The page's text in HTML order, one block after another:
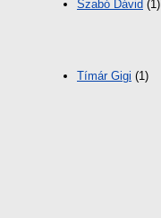
Szabó Dávid (1)
Tímár Gigi (1)